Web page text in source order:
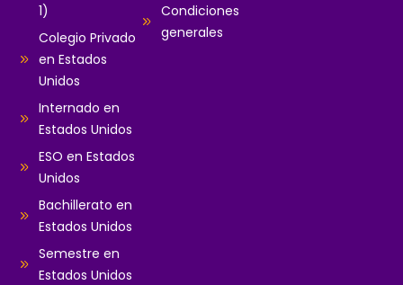
1)
Colegio Privado
en Estados
Unidos
Internado en
Estados Unidos
ESO en Estados
Unidos
Bachillerato en
Estados Unidos
Semestre en
Estados Unidos
Condiciones
generales